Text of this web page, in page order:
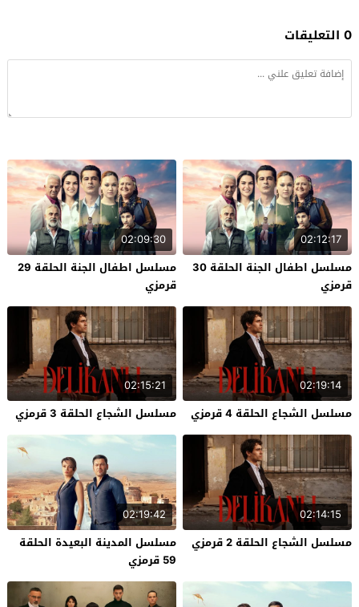
0 التعليقات
02:12:17
مسلسل اطفال الجنة الحلقة 30
قرمزي
02:09:30
مسلسل اطفال الجنة الحلقة 29
قرمزي
02:19:14
مسلسل الشجاع الحلقة 4 قرمزي
02:15:21
مسلسل الشجاع الحلقة 3 قرمزي
02:14:15
مسلسل الشجاع الحلقة 2 قرمزي
02:19:42
مسلسل المدينة البعيدة الحلقة
59 قرمزي